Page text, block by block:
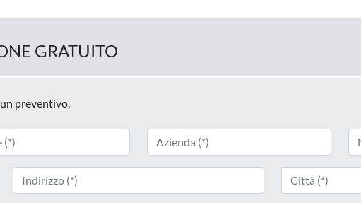
GRATUITO
preventivo.